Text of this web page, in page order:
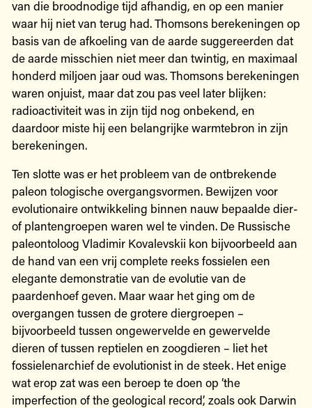
van die broodnodige tijd afhandig, en op een manier
waar hij niet van terug had. Thomsons berekeningen op
basis van de afkoeling van de aarde suggereerden dat
de aarde misschien niet meer dan twintig, en maximaal
honderd miljoen jaar oud was. Thomsons berekeningen
waren onjuist, maar dat zou pas veel later blijken:
radioactiviteit was in zijn tijd nog onbekend, en
daardoor miste hij een belangrijke warmtebron in zijn
berekeningen.
Ten slotte was er het probleem van de ontbrekende
paleon tologische overgangsvormen. Bewijzen voor
evolutionaire ontwikkeling binnen nauw bepaalde dier-
of plantengroepen waren wel te vinden. De Russische
paleontoloog Vladimir Kovalevskii kon bijvoorbeeld aan
de hand van een vrij complete reeks fossielen een
elegante demonstratie van de evolutie van de
paardenhoef geven. Maar waar het ging om de
overgangen tussen de grotere diergroepen –
bijvoorbeeld tussen ongewervelde en gewervelde
dieren of tussen reptielen en zoogdieren – liet het
fossielenarchief de evolutionist in de steek. Het enige
wat erop zat was een beroep te doen op ‘the
imperfection of the geological record’, zoals ook Darwin